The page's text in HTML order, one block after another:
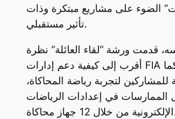
الضوء على مشاريع مبتكرة وذات
تأثير مستقبلي.
قدمت ورشة “لقاء العائلة” نظرة
أقرب إلى كيفية دعم إدارات FIA للأعضاء. كما
للمشاركين لتجربة رياضة المحاكاة،
الممارسات في إعدادات الرياضات
محاكاة.